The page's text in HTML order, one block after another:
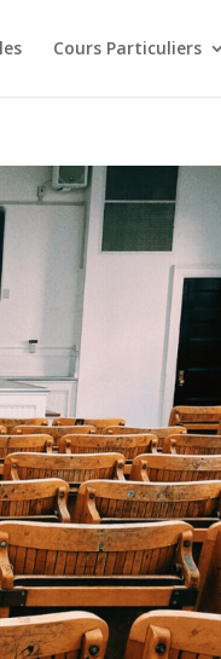
Cours Particuliers